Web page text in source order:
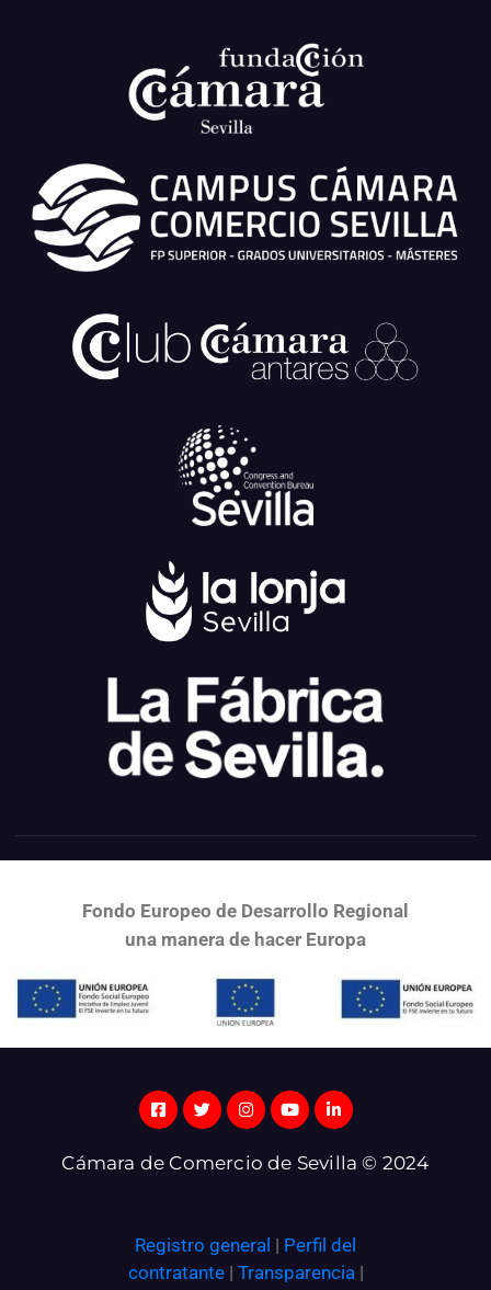
Fondo Europeo de Desarrollo Regional
una manera de hacer Europa
Cámara de Comercio de Sevilla © 2024
Registro general | Perfil del
contratante| Transparencia|